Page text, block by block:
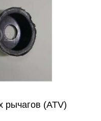
рычагов (ATV)